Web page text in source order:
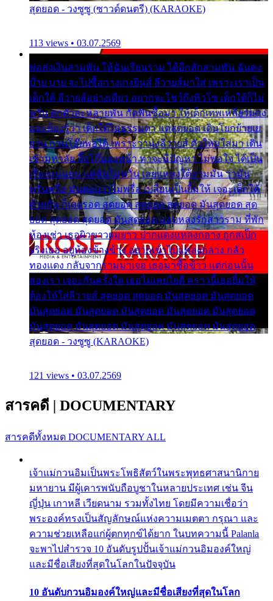
สุดยอด - วงซูซู (ซาวด์ดนตรี) (KARAOKE)
113 views • 03.07.2569
พ่อส่งเงินสามพัน ให้ฉันเรียนราม ได้อีกสักสามพัน ฉันคง
บ๊าย บาย จะไปซื้อกางเกงยีนส์ ลีวายส์มาใส่ เพราะเราเป็น
เด็กใต้ ลีวายส์อย่างเดียว อยากจะโชว์ถึงหิวโซ เด็กใต้ก็ไม่
หวั่น ตกตัวละหลายพัน กัดฟันซื้อมา ให้เด็กเทพเหลียวมอง
และต้องรู้ว่า เด็กใต้ไม่ธรรมดา แต่สุดยอด เดินโยกย้ายเย
ยวน กวนโอ๊ยพอได้ เพราะว่านุ่งลีวายส์ ตัวใหม่ใส่มา เดิน
เข้ามหาลัย จิ๊กโก๊มองหน้า ท่าจะมีปัญหา ไม่พอใจ ได้เป็น
เรื่องแน่นอน แต่ฉันไม่หวั่น เลยแหลงใต้ถามมัน ว่ามัน
พรั่นพรือ มันตอบว่าไม่พรื่อ เปลี่ยนเป็นยิ้มให้ เจอะเด็กใต้
ด้วยกัน ก็เลยรอด สุดยอด สุดยอด สุดยอด มันสุดยอด สุด
ยอด สุดยอด สุดยอด มันสุดยอด แอบหลงรักสาวราม ที่พัก
ห้องเช่า เธอผิวขาวผมยาว ปากแดงแหลงกลาง ถูกสเป็ก
จริงเธอ อยู่ห้องข้างข้าง อยากเข้าไปแหลงกลาง กลัว
ทองแดง กลับจากรามมาเจอ เธอมาซื้อข้าว แต่ก่อนนั้น
สองเรา เจอะกันครั้งใด เธอไม่เคยไยดี คราวนี้เธอยิ้มให้
ต้องให้ใส่ลีวายส์ สุดยอด สุดยอด มันสุดยอด มันสุดยอด
มันสุดยอด มันสุดยอด มันสุดยอด มันสุดยอด มันสุดยอด
มันสุดยอด มันสุดยอด มันสุดยอด มันสุดยอด มันสุดยอด
สุดยอด - วงซูซู (KARAOKE)
121 views • 03.07.2569
สารคดี | DOCUMENTARY
สารคดีทั้งหมด DOCUMENTARY ALL
เจ้าแม่กวนอิมเป็นพระโพธิสัตว์ในพระพุทธศาสนานิกาย
มหายาน มีผู้เคารพนับถือบูชาในหลายประเทศ เช่น จีน
ญี่ปุ่น เกาหลี เวียดนาม รวมทั้งไทย โดยมีความเชื่อว่า
พระองค์ทรงเป็นสัญลักษณ์แห่งความเมตตา กรุณา และ
ความช่วยเหลือแก่ผู้ตกทุกข์ได้ยาก ในบทความนี้ Palanla
จะพาไปสำรวจ 10 อันดับรูปปั้นเจ้าแม่กวนอิมองค์ใหญ่
และมีชื่อเสียงที่สุดในโลกในปัจจุบัน
10 อันดับกวนอิมองค์ใหญ่และมีชื่อเสียงที่สุดในโลก